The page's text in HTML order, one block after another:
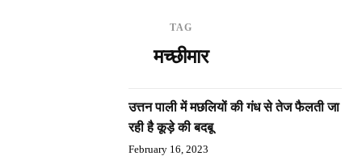
TAG
मच्छीमार
उत्तन पाली में मछलियों की गंध से तेज फैलती जा
रही है कूड़े की बदबू
February 16, 2023